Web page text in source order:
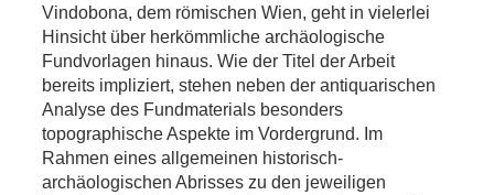
Vindobona, dem römischen Wien, geht in vielerlei
Hinsicht über herkömmliche archäologische
Fundvorlagen hinaus. Wie der Titel der Arbeit
bereits impliziert, stehen neben der antiquarischen
Analyse des Fundmaterials besonders
topographische Aspekte im Vordergrund. Im
Rahmen eines allgemeinen historisch-
archäologischen Abrisses zu den jeweiligen